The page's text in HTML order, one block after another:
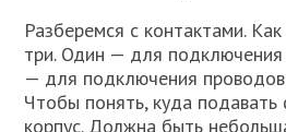
Разберемся с контактами.
три. Один — для
— для подключения проводов
Чтобы понять, куда подавать
корпус. Должна быть